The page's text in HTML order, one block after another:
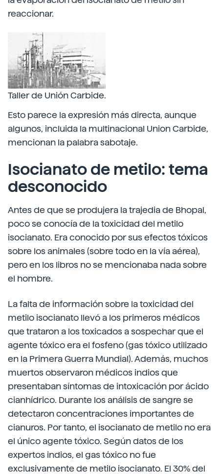
reaccionar.
Taller de Unión Carbide.
Esto parece la expresión más directa, aunque
algunos, incluida la multinacional Union Carbide,
mencionan la palabra sabotaje.
Isocianato de metilo: tema
desconocido
Antes de que se produjera la trajedia de Bhopal,
poco se conocía de la toxicidad del metilo
isocianato. Era conocido por sus efectos tóxicos
sobre los animales (sobre todo en la vía aérea),
pero en los libros no se mencionaba nada sobre
el hombre.
La falta de información sobre la toxicidad del
metilo isocianato llevó a los primeros médicos
que trataron a los toxicados a sospechar que el
agente tóxico era el fosfeno (gas tóxico utilizado
en la Primera Guerra Mundial). Además, muchos
muertos observaron médicos indios que
presentaban síntomas de intoxicación por ácido
cianhídrico. Durante los análisis de sangre se
detectaron concentraciones importantes de
cianuros. Por tanto, el isocianato de metilo no era
el único agente tóxico. Según datos de los
expertos indios, el gas tóxico no fue
exclusivamente de metilo isocianato. El 30% del